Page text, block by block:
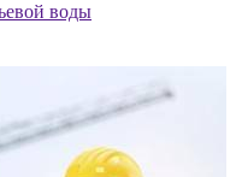
воды